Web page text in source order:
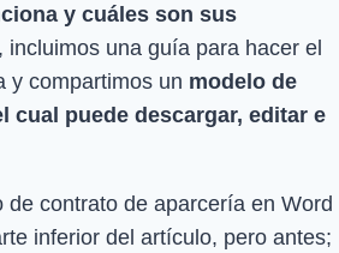
y cuáles son sus
incluimos una guía para hacer el
y compartimos un modelo de
cual puede descargar, editar e
de contrato de aparcería en Word
inferior del artículo, pero antes;